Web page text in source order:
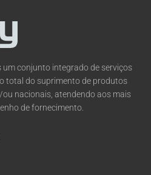
um conjunto integrado de serviços
total do suprimento de produtos
ou nacionais, atendendo aos mais
de fornecimento.